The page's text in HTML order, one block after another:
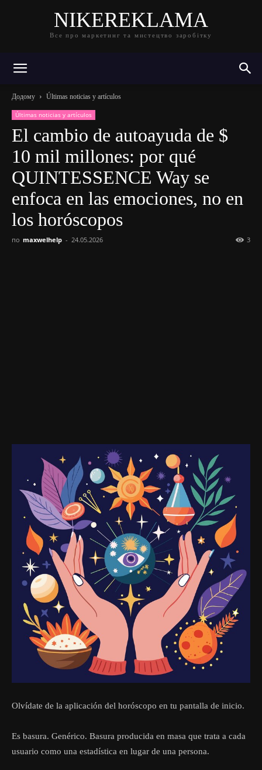
NIKEREKLAMA
Все про маркетинг та мистецтво заробітку
Додому Últimas noticias y artículos
Últimas noticias y artículos
El cambio de autoayuda de $
10 mil millones: por qué
QUINTESSENCE Way se
enfoca en las emociones, no en
los horóscopos
по maxwelhelp - 24.05.2026 3
Olvídate de la aplicación del horóscopo en tu pantalla de inicio.
Es basura. Genérico. Basura producida en masa que trata a cada
usuario como una estadística en lugar de una persona.